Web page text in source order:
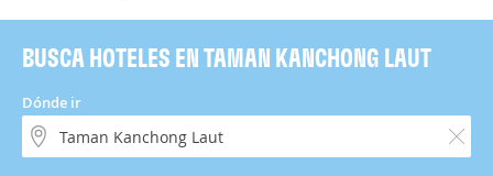
BUSCA HOTELES EN TAMAN KANCHONG LAUT
Dónde ir